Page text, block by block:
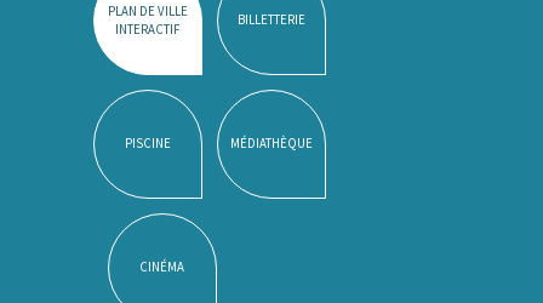
PLAN DE VILLE
INTERACTIF
BILLETTERIE
PISCINE MÉDIATHÈQUE
CINÉMA